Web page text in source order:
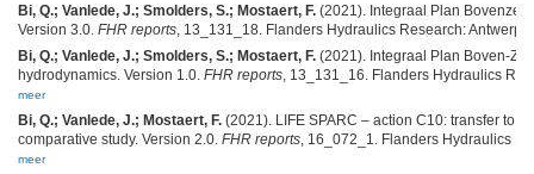
Bi, Q.; Vanlede, J.; Smolders, S.; Mostaert, F. (2021). Integraal Plan
Version 3.0. FHR reports , 13_131_18. Flanders Hydraulics Research: Antwerp.
Bi, Q.; Vanlede, J.; Smolders, S.; Mostaert, F. (2021). Integraal Plan Boven-
hydrodynamics. Version 1.0. FHR reports , 13_131_16. Flanders Hydraulics
meer
Bi, Q.; Vanlede, J.; Mostaert, F. (2021). LIFE SPARC – action C10: transfer to
comparative study. Version 2.0. FHR reports , 16_072_1. Flanders Hydraulics
meer